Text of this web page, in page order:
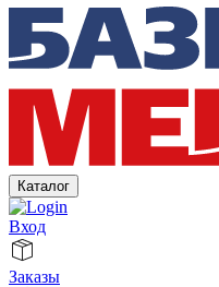
Каталог
Вход
Заказы